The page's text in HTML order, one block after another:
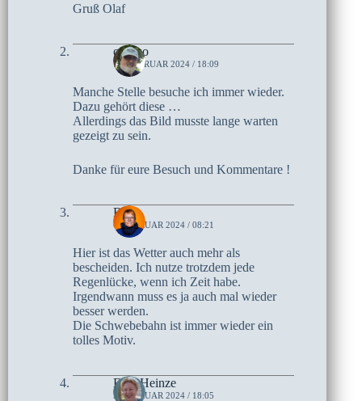
Gruß Olaf
czoczo
17. FEBRUAR 2024 / 18:09
Manche Stelle besuche ich immer wieder.
Dazu gehört diese …
Allerdings das Bild musste lange warten
gezeigt zu sein.
Danke für eure Besuch und Kommentare !
Birte
6. FEBRUAR 2024 / 08:21
Hier ist das Wetter auch mehr als
bescheiden. Ich nutze trotzdem jede
Regenlücke, wenn ich Zeit habe.
Irgendwann muss es ja auch mal wieder
besser werden.
Die Schwebebahn ist immer wieder ein
tolles Motiv.
Elke Heinze
5. FEBRUAR 2024 / 18:05